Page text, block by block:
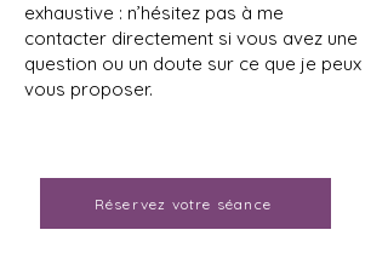
exhaustive : n’hésitez pas à me
contacter directement si vous avez une
question ou un doute sur ce que je peux
vous proposer.
Réservez votre séance